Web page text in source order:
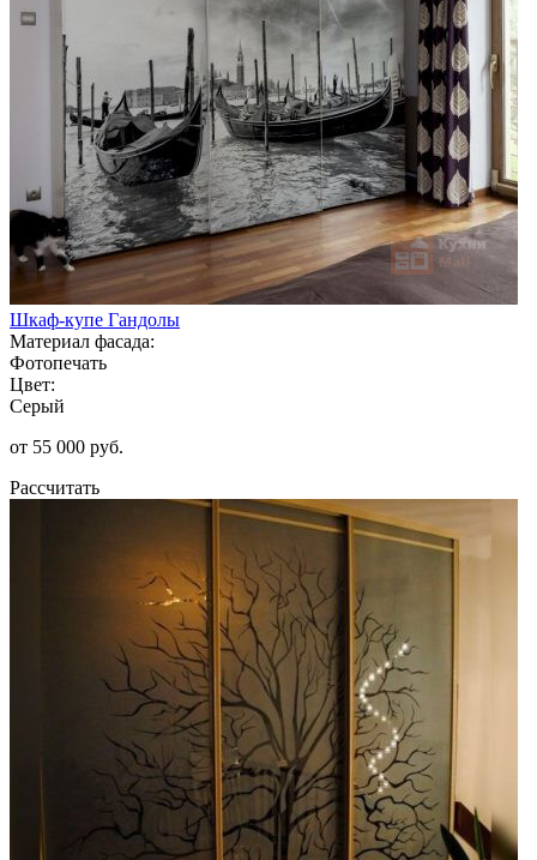
Шкаф-купе Гандолы
Материал фасада:
Фотопечать
Цвет:
Серый
от 55 000 руб.
Рассчитать